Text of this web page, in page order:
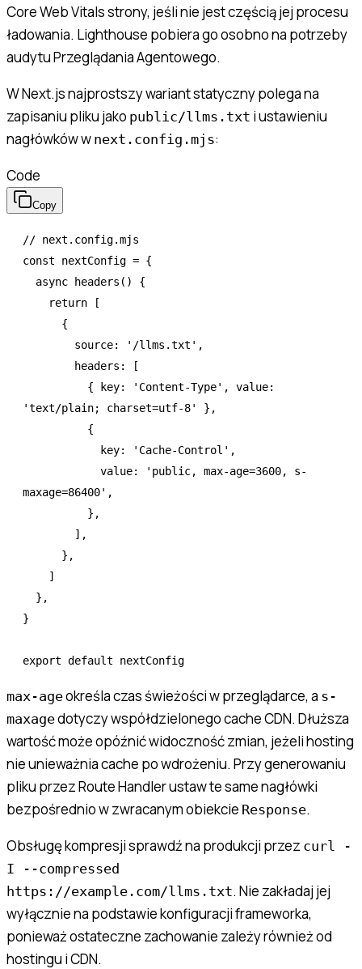
Core Web Vitals strony, jeśli nie jest częścią jej procesu
ładowania. Lighthouse pobiera go osobno na potrzeby
audytu Przeglądania Agentowego.
W Next.js najprostszy wariant statyczny polega na
zapisaniu pliku jako public/llms.txt i ustawieniu
nagłówków w next.config.mjs:
Code
Copy
// next.config.mjs
const nextConfig = {
  async
headers () {
    return
[
      {
        source
: '/llms.txt' ,
        headers
:
[
          { key
: 'Content-Type' , value:
'text/plain; charset=utf-8'
} ,
          {
            key
: 'Cache-Control' ,
            value
:
'public, max-age=3600, s-
maxage=86400' ,
          }
,
        ]
,
      }
,
    ]
  }
,
}
export default nextConfig
max-ageokreśla czas świeżości w przeglądarce, a s-
maxagedotyczy współdzielonego cache CDN. Dłuższa
wartość może opóźnić widoczność zmian, jeżeli hosting
nie unieważnia cache po wdrożeniu. Przy generowaniu
pliku przez Route Handler ustaw te same nagłówki
bezpośrednio w zwracanym obiekcie Response.
Obsługę kompresji sprawdź na produkcji przez curl -
I --compressed
https://example.com/llms.txt. Nie zakładaj jej
wyłącznie na podstawie konfiguracji frameworka,
ponieważ ostateczne zachowanie zależy również od
hostingu i CDN.